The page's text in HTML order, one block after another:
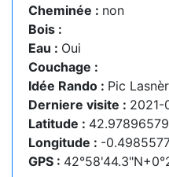
Cheminée : non
Bois :
Eau : Oui
Couchage :
Idée Rando : Pic
Derniere visite :
Latitude :
Longitude : -
GPS :